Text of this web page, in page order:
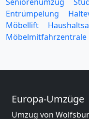
Entrümpelung
Möbellift
Möbelmitfahrzentrale
Europa-Umzüge
Umzug von